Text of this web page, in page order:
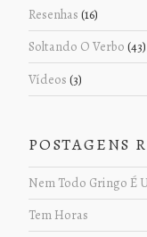
Resenhas (16)
Soltando O Verbo (43)
Vídeos (3)
POSTAGENS
Nem Todo Gringo É
Tem Horas